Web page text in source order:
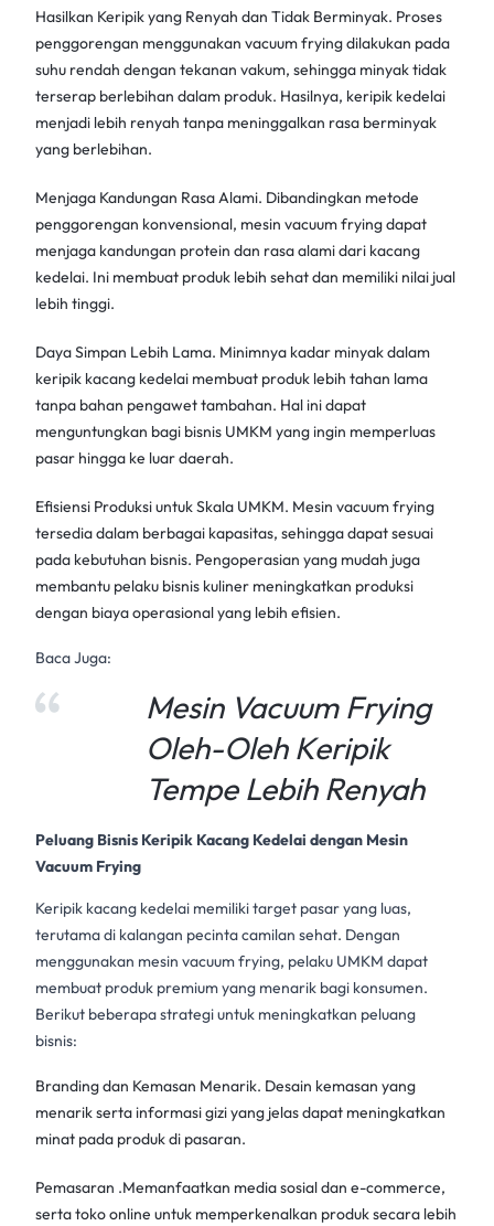
Hasilkan Keripik yang Renyah dan Tidak Berminyak. Proses
penggorengan menggunakan vacuum fryingdilakukan pada
suhu rendah dengan tekanan vakum, sehingga minyak tidak
terserap berlebihan dalam produk. Hasilnya, keripik kedelai
menjadi lebih renyah tanpa meninggalkan rasa berminyak
yang berlebihan.
Menjaga Kandungan Rasa Alami. Dibandingkan metode
penggorengan konvensional, mesin vacuum fryingdapat
menjaga kandungan protein dan rasa alami dari kacang
kedelai. Ini membuat produk lebih sehat dan memiliki nilai jual
lebih tinggi.
Daya Simpan Lebih Lama. Minimnya kadar minyak dalam
keripik kacang kedelai membuat produk lebih tahan lama
tanpa bahan pengawet tambahan. Hal ini dapat
menguntungkan bagi bisnis UMKM yang ingin memperluas
pasar hingga ke luar daerah.
Efisiensi Produksi untuk Skala UMKM. Mesin vacuum frying
tersedia dalam berbagai kapasitas, sehingga dapat sesuai
pada kebutuhan bisnis. Pengoperasian yang mudah juga
membantu pelaku bisnis kuliner meningkatkan produksi
dengan biaya operasional yang lebih efisien.
Baca Juga:
Mesin Vacuum Frying
Oleh-Oleh Keripik
Tempe Lebih Renyah
Peluang Bisnis Keripik Kacang Kedelai dengan Mesin
Vacuum Frying
Keripik kacang kedelai memiliki target pasar yang luas,
terutama di kalangan pecinta camilan sehat. Dengan
menggunakan mesin vacuum frying, pelaku UMKM dapat
membuat produk premium yang menarik bagi konsumen.
Berikut beberapa strategi untuk meningkatkan peluang
bisnis:
Branding dan Kemasan Menarik. Desain kemasan yang
menarik serta informasi gizi yang jelas dapat meningkatkan
minat pada produk di pasaran.
Pemasaran .Memanfaatkan media sosial dan e-commerce,
serta toko online untuk memperkenalkan produk secara lebih